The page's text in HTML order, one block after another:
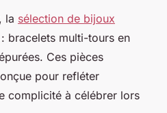
la sélection de bijoux
bracelets multi-tours en
Ces pièces
pour refléter
complicité à célébrer lors